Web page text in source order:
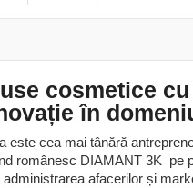
cosmetice
în
este cea mai tânără
românesc DIAMANT 3K pe
afacerilor și